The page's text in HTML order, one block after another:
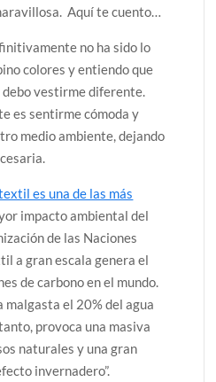
Aquí te cuento…
no ha sido lo
colores y entiendo que
debo vestirme diferente.
es sentirme cómoda y
medio ambiente, dejando
es una de las más
impacto ambiental del
de las Naciones
a gran escala genera el
de carbono en el mundo.
el 20% del agua
provoca una masiva
naturales y una gran
invernadero”.